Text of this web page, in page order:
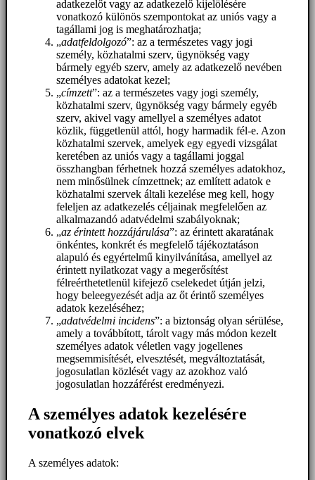
adatkezelőt vagy az adatkezelő kijelölésére
vonatkozó különös szempontokat az uniós vagy a
tagállami jog is meghatározhatja;
„adatfeldolgozó”: az a természetes vagy jogi
személy, közhatalmi szerv, ügynökség vagy
bármely egyéb szerv, amely az adatkezelő nevében
személyes adatokat kezel;
„címzett”: az a természetes vagy jogi személy,
közhatalmi szerv, ügynökség vagy bármely egyéb
szerv, akivel vagy amellyel a személyes adatot
közlik, függetlenül attól, hogy harmadik fél-e. Azon
közhatalmi szervek, amelyek egy egyedi vizsgálat
keretében az uniós vagy a tagállami joggal
összhangban férhetnek hozzá személyes adatokhoz,
nem minősülnek címzettnek; az említett adatok e
közhatalmi szervek általi kezelése meg kell, hogy
feleljen az adatkezelés céljainak megfelelően az
alkalmazandó adatvédelmi szabályoknak;
„az érintett hozzájárulása”: az érintett akaratának
önkéntes, konkrét és megfelelő tájékoztatáson
alapuló és egyértelmű kinyilvánítása, amellyel az
érintett nyilatkozat vagy a megerősítést
félreérthetetlenül kifejező cselekedet útján jelzi,
hogy beleegyezését adja az őt érintő személyes
adatok kezeléséhez;
„adatvédelmi incidens”: a biztonság olyan sérülése,
amely a továbbított, tárolt vagy más módon kezelt
személyes adatok véletlen vagy jogellenes
megsemmisítését, elvesztését, megváltoztatását,
jogosulatlan közlését vagy az azokhoz való
jogosulatlan hozzáférést eredményezi.
A személyes adatok kezelésére
vonatkozó elvek
A személyes adatok: